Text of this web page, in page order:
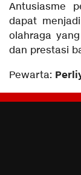
Antusiasme
dapat
olahraga
dan prestasi
Pewarta: